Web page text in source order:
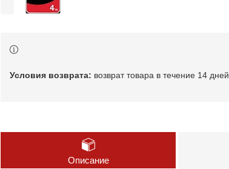
возврат товара в течение 14 дней
Описание